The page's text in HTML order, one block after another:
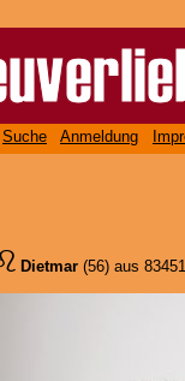
Suche Anmeldung
Dietmar (56) aus